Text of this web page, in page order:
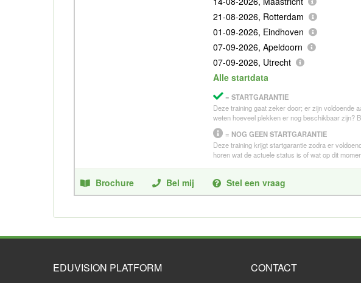
21-08-2026, Rotterdam
01-09-2026, Eindhoven
07-09-2026, Apeldoorn
07-09-2026, Utrecht
Alle startdata
= STARTGARANTIE
Deze training gaat zeker door; er zijn voldoende
weten hoeveel plekken er nog beschikbaar zijn?
= NOG GEEN STARTGARANTIE
Deze training krijgt startgarantie zodra er
horen wat de actuele status is of wat op dit
Brochure Bel mij Stel een vraag
EDUVISION PLATFORM CONTACT